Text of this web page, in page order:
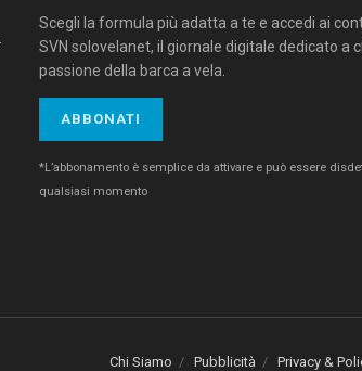
Scegli la formula più adatta a te e accedi ai
SVN solovelanet, il giornale digitale dedicato a
passione della barca a vela.
ABBONATI
*L’abbonamento è semplice da attivare e può essere
qualsiasi momento
Chi Siamo Pubblicità Privacy &